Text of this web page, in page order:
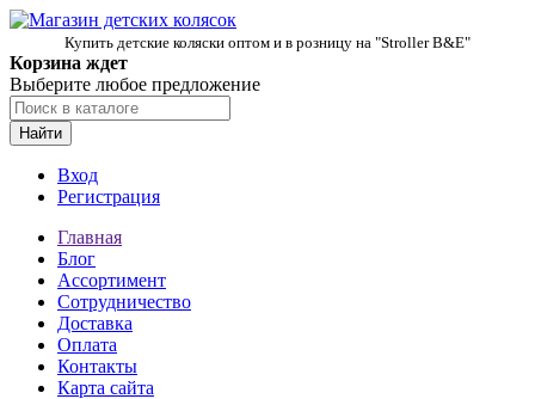
Купить детские коляски оптом и в розницу на "Stroller B&E"
Корзина ждет
Выберите любое предложение
Найти
Вход
Регистрация
Главная
Блог
Ассортимент
Сотрудничество
Доставка
Оплата
Контакты
Карта сайта